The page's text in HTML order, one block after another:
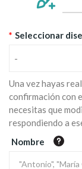
* Seleccionar
-
Una vez hayas
confirmación con
necesitas que
respondiendo a
Nombre